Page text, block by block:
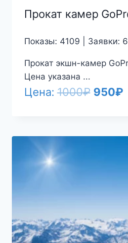
Прокат камер
Показы: 4109 | Заявки:
Прокат экшн-камер
Цена указана ...
Цена:1000₽ 950₽